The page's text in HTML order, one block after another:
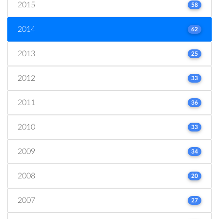
2015 58
2014 62
2013 25
2012 33
2011 36
2010 33
2009 34
2008 20
2007 27